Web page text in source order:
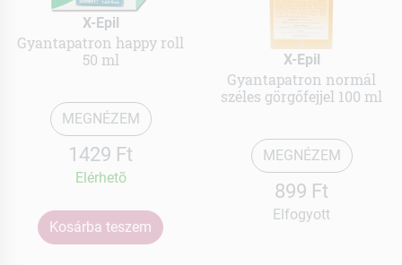
X-Epil
Gyantapatron happy roll
50 ml
MEGNÉZEM
1429 Ft
Elérhetõ
Kosárba teszem
X-Epil
Gyantapatron normál
széles görgőfejjel 100 ml
MEGNÉZEM
899 Ft
Elfogyott